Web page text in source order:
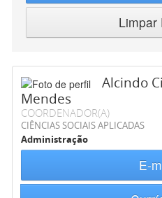
Limpar
Alcindo
Mendes
COORDENADOR(A)
CIÊNCIAS SOCIAIS APLICADAS
Administração
E-